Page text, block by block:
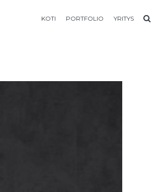
KOTI PORTFOLIO YRITYS